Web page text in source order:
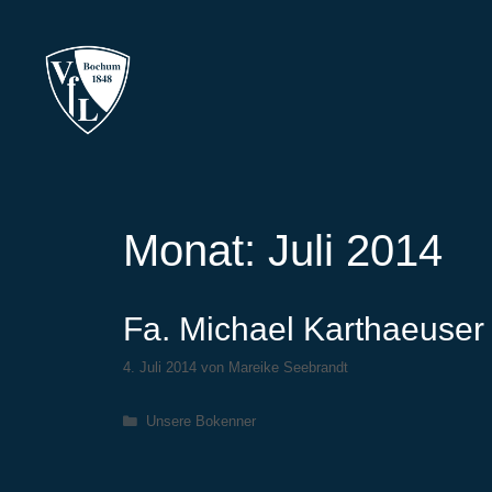
springen
Monat: Juli 2014
Fa. Michael Karthaeuser
4. Juli 2014 von Mareike Seebrandt
Kategorien
Unsere Bokenner